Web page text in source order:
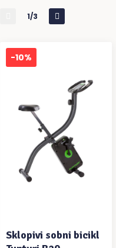
1/3
-10%
DODAJ U KOŠARICU
Sklopivi sobni bicikl